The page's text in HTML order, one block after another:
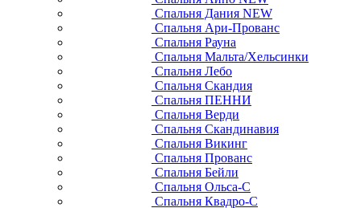
Спальня Дания NEW
Спальня Ари-Прованс
Спальня Рауна
Спальня Мальта/Хельсинки
Спальня Лебо
Спальня Скандия
Спальня ПЕННИ
Спальня Верди
Спальня Скандинавия
Спальня Викинг
Спальня Прованс
Спальня Бейли
Спальня Ольса-С
Спальня Квадро-С